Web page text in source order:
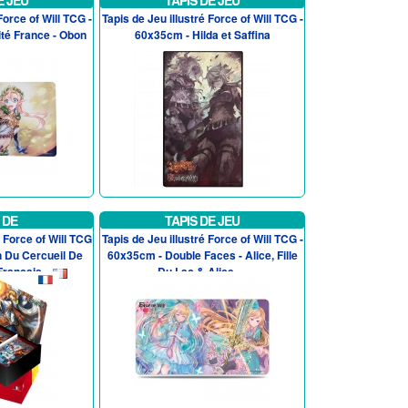
of Will TCG -
France - Obon
Tapis de Jeu illustré Force of Will TCG -
60x35cm - Hilda et Saffina
of Will TCG
Du Cercueil De
TAPIS DE JEU
Tapis de Jeu illustré Force of Will TCG -
60x35cm - Double Faces - Alice, Fille
Du Lac & Alice, ...